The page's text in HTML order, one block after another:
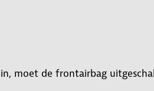
moet de frontairbag